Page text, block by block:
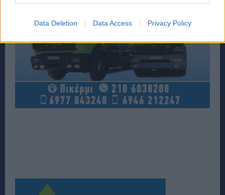
Data Deletion Data Access Privacy Policy